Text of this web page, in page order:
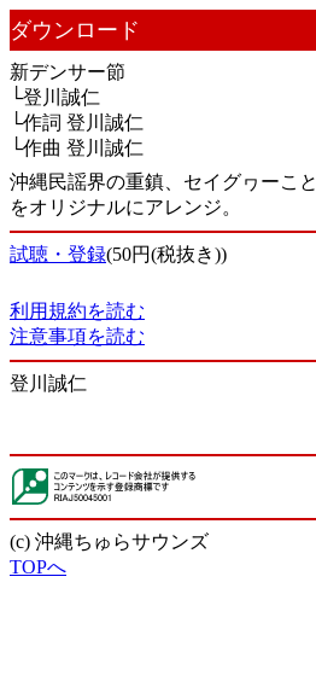
ダウンロード
新デンサー節
└登川誠仁
└作詞 登川誠仁
└作曲 登川誠仁
沖縄民謡界の重鎮、セイグヮーこ
をオリジナルにアレンジ。
試聴・登録(50円(税抜き))
利用規約を読む
注意事項を読む
登川誠仁
(c) 沖縄ちゅらサウンズ
TOPへ